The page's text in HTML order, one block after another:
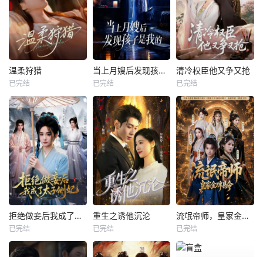
温柔狩猎
已完结
当上月嫂后发现孩子是我的
已完结
清冷权臣他又争又抢
已完结
拒绝做妾后我成了太子侧妃
已完结
重生之诱他沉沦
已完结
流氓帝师，皇家金牌县令
已完结